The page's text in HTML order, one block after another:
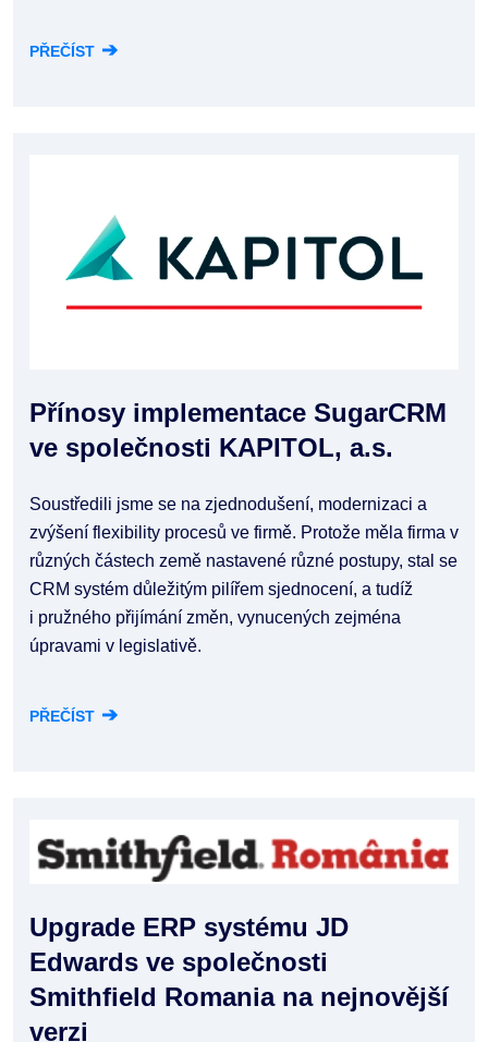
PŘEČÍST ➔
Přínosy implementace SugarCRM
ve společnosti KAPITOL, a.s.
Soustředili jsme se na zjednodušení, modernizaci a
zvýšení flexibility procesů ve firmě. Protože měla firma v
různých částech země nastavené různé postupy, stal se
CRM systém důležitým pilířem sjednocení, a tudíž
i pružného přijímání změn, vynucených zejména
úpravami v legislativě.
PŘEČÍST ➔
Upgrade ERP systému JD
Edwards ve společnosti
Smithfield Romania na nejnovější
verzi